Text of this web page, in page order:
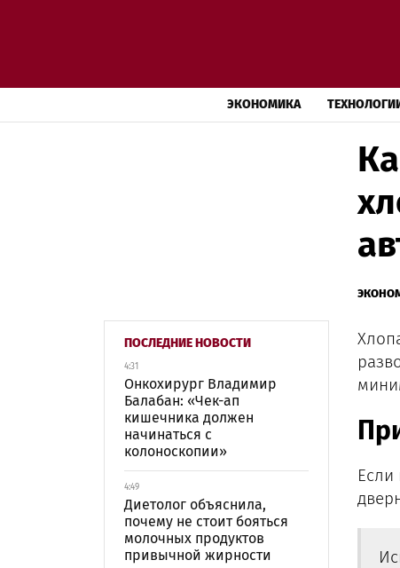
ЭКОНОМИКА
ПОСЛЕДНИЕ НОВОСТИ
4:31
Онкохирург Владимир
Балабан: «Чек-ап
кишечника должен
начинаться с
колоноскопии»
4:49
Диетолог объяснила,
почему не стоит бояться
молочных продуктов
привычной жирности
Если